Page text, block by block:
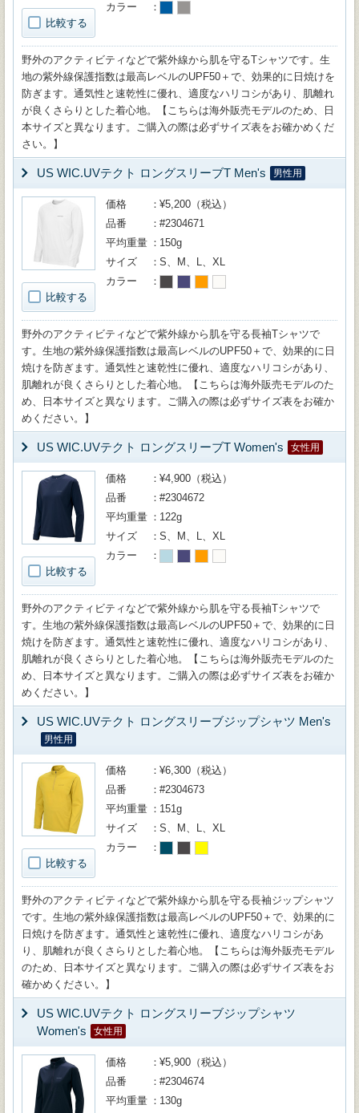
比較する
カラー
野外のアクティビティなどで紫外線から肌を守るTシャツです。生
地の紫外線保護指数は最高レベルのUPF50＋で、効果的に日焼けを
防ぎます。通気性と速乾性に優れ、適度なハリコシがあり、肌離れ
が良くさらりとした着心地。【こちらは海外販売モデルのため、日
本サイズと異なります。ご購入の際は必ずサイズ表をお確かめくだ
さい。】
US WIC.UVテクト ロングスリーブT Men's 男性用
比較する
価格
¥5,200（税込）
品番
#2304671
平均重量
150g
サイズ
S、M、L、XL
カラー
野外のアクティビティなどで紫外線から肌を守る長袖Tシャツで
す。生地の紫外線保護指数は最高レベルのUPF50＋で、効果的に日
焼けを防ぎます。通気性と速乾性に優れ、適度なハリコシがあり、
肌離れが良くさらりとした着心地。【こちらは海外販売モデルのた
め、日本サイズと異なります。ご購入の際は必ずサイズ表をお確か
めください。】
US WIC.UVテクト ロングスリーブT Women's 女性用
比較する
価格
¥4,900（税込）
品番
#2304672
平均重量
122g
サイズ
S、M、L、XL
カラー
野外のアクティビティなどで紫外線から肌を守る長袖Tシャツで
す。生地の紫外線保護指数は最高レベルのUPF50＋で、効果的に日
焼けを防ぎます。通気性と速乾性に優れ、適度なハリコシがあり、
肌離れが良くさらりとした着心地。【こちらは海外販売モデルのた
め、日本サイズと異なります。ご購入の際は必ずサイズ表をお確か
めください。】
US WIC.UVテクト ロングスリーブジップシャツ Men's
男性用
比較する
価格
¥6,300（税込）
品番
#2304673
平均重量
151g
サイズ
S、M、L、XL
カラー
野外のアクティビティなどで紫外線から肌を守る長袖ジップシャツ
です。生地の紫外線保護指数は最高レベルのUPF50＋で、効果的に
日焼けを防ぎます。通気性と速乾性に優れ、適度なハリコシがあ
り、肌離れが良くさらりとした着心地。【こちらは海外販売モデル
のため、日本サイズと異なります。ご購入の際は必ずサイズ表をお
確かめください。】
US WIC.UVテクト ロングスリーブジップシャツ
Women's
女性用
価格
¥5,900（税込）
品番
#2304674
平均重量
130g